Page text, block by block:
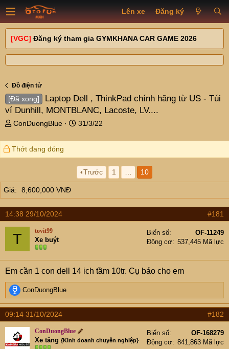
Lên xe Đăng ký
[VGC] Đăng ký tham gia GYMKHANA CAR GAME 2026
Đồ điện tử
[Đã xong]
Laptop Dell , ThinkPad chính hãng từ US - Túi
ví Dunhill, MONTBLANC, Lacoste, LV....
T
r
e
s
t
a
t
ConDuongBlue
N
à
ử
i
31/3/22
Thớt đang đóng
Trước 1 10
Giá 8,600,000 VNĐ
14:38 29/10/2024 #181
T tovit99
Xe buýt
Biển số
OF-11249
Động cơ
537,445 Mã lực
Em cần 1 con dell 14 ich tầm 10tr. Cụ báo cho em
R
e
a
c
t
i
o
ConDuongBlue
09:14 31/10/2024 #182
ConDuongBlue
Xe tăng {Kinh doanh chuyên nghiệp}
Biển số
OF-168279
Động cơ
841,863 Mã lực